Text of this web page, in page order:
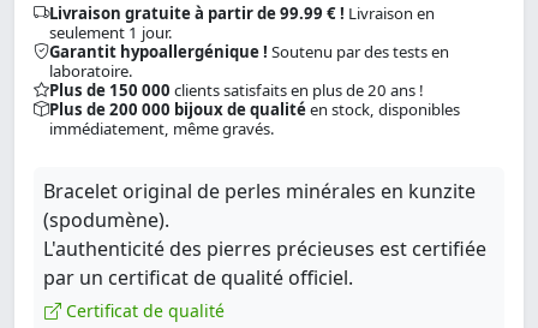
Livraison gratuite à partir de 99.99 € ! Livraison en
seulement 1 jour.
Garantit hypoallergénique ! Soutenu par des tests en
laboratoire.
Plus de 150 000 clients satisfaits en plus de 20 ans !
Plus de 200 000 bijoux de qualitéen stock, disponibles
immédiatement, même gravés.
Bracelet original de perles minérales en kunzite
(spodumène).
L'authenticité des pierres précieuses est certifiée
par un certificat de qualité officiel.
Certificat de qualité